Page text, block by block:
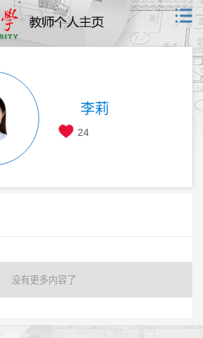
李莉
24
没有更多内容了